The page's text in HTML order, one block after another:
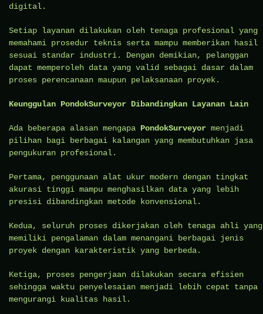
digital.
Setiap layanan dilakukan oleh tenaga profesional yang
memahami prosedur teknis serta mampu memberikan hasil
sesuai standar industri. Dengan demikian, pelanggan
dapat memperoleh data yang valid sebagai dasar dalam
proses perencanaan maupun pelaksanaan proyek.
Keunggulan PondokSurveyor Dibandingkan Layanan Lain
Ada beberapa alasan mengapa PondokSurveyor menjadi
pilihan bagi berbagai kalangan yang membutuhkan jasa
pengukuran profesional.
Pertama, penggunaan alat ukur modern dengan tingkat
akurasi tinggi mampu menghasilkan data yang lebih
presisi dibandingkan metode konvensional.
Kedua, seluruh proses dikerjakan oleh tenaga ahli yang
memiliki pengalaman dalam menangani berbagai jenis
proyek dengan karakteristik yang berbeda.
Ketiga, proses pengerjaan dilakukan secara efisien
sehingga waktu penyelesaian menjadi lebih cepat tanpa
mengurangi kualitas hasil.